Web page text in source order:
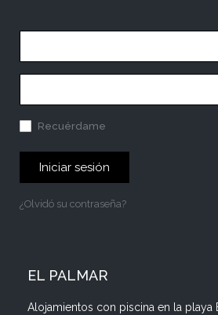
Recuérdame
Iniciar sesión
¿Olvidó su contraseña?
EL PALMAR
Alojamientos con piscina en la playa